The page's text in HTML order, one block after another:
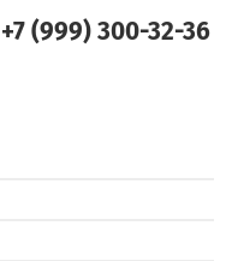
+7 (999) 300-32-36